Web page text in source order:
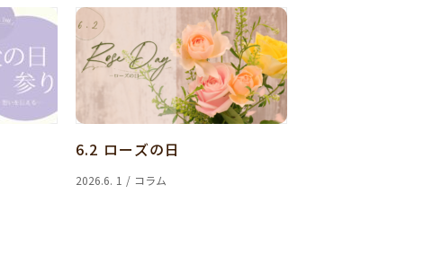
6.2 ローズの日
2026.6. 1 / コラム